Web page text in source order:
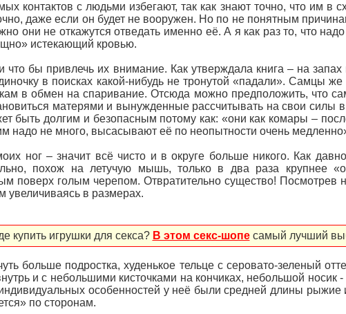
контактов с людьми избегают, так как знают точно, что им в
даже если он будет не вооружен. Но по не понятным
они не откажутся отведать именно её. А я как раз то, что
истекающий кровью.
что бы привлечь их внимание. Как утверждала книга – на запах
в поисках какой-нибудь не тронутой «падали». Самцы
в обмен на спаривание. Отсюда можно предположить, что
матерями и вынужденные рассчитывать на свои силы в
быть долгим и безопасным потому как: «они как комары –
надо не много, высасывают её по неопытности очень
ног – значит всё чисто и в округе больше никого. Как
похож на летучую мышь, только в два раза крупнее
поверх голым черепом. Отвратительно существо! Посмотрев
увеличиваясь в размерах.
купить игрушки для секса? В этом секс-шопесамый лучший
больше подростка, худенькое тельце с серовато-зеленый
и с небольшими кисточками на кончиках, небольшой носик
особенностей у неё были средней длины
по сторонам.